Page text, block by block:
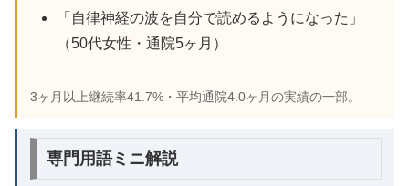
「自律神経の波を自分で読めるようになった」
（50代女性・通院5ヶ月）
3ヶ月以上継続率41.7%・平均通院4.0ヶ月の実績の一部。
専門用語ミニ解説